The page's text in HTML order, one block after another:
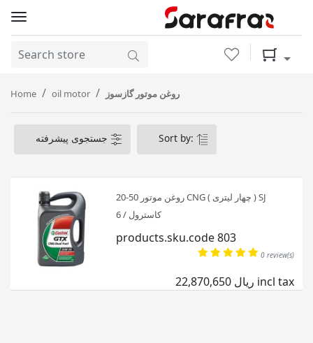
Wishlist
Home oil motor روغن موتور گازسوز
Sort by:
روغن موتور 50-20 CNG ( چهار لیتری ) SJ
کاسترول / 6
products.sku.code 803
0 review(s)
22,870,650 ریال incl tax